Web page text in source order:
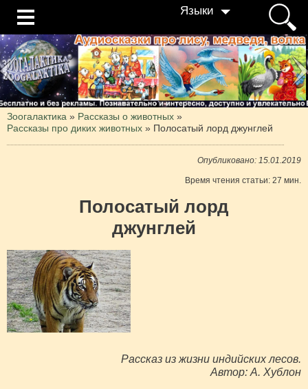
Языки
Зоогалактика » Рассказы о животных »
Рассказы про диких животных » Полосатый лорд джунглей
Опубликовано: 15.01.2019
Время чтения статьи: 27 мин.
Полосатый лорд
джунглей
Рассказ из жизни индийских лесов.
Автор: А. Хублон